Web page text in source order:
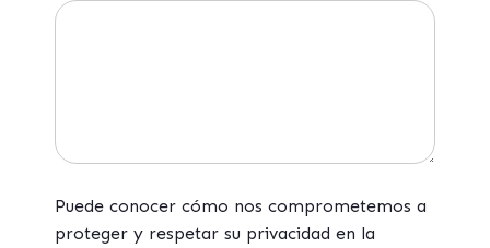
Puede conocer cómo nos comprometemos a
proteger y respetar su privacidad en la